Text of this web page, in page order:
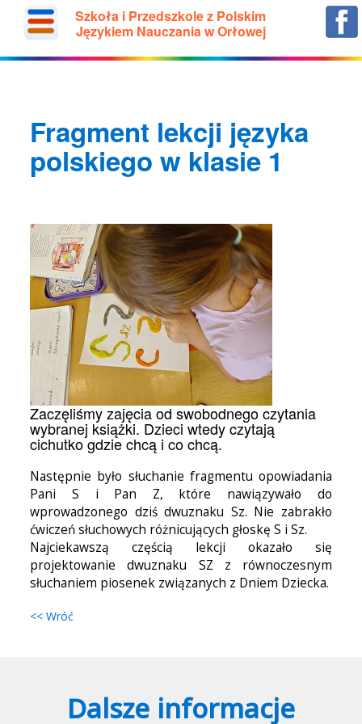
Szkoła i Przedszkole z Polskim
Językiem Nauczania w Orłowej
Fragment lekcji języka
polskiego w klasie 1
Zaczęliśmy zajęcia od swobodnego czytania
wybranej książki. Dzieci wtedy czytają
cichutko gdzie chcą i co chcą.
Następnie było słuchanie fragmentu opowiadania
Pani S i Pan Z, które nawiązywało do
wprowadzonego dziś dwuznaku Sz. Nie zabrakło
ćwiczeń słuchowych różnicujących głoskę S i Sz.
Najciekawszą częścią lekcji okazało się
projektowanie dwuznaku SZ z równoczesnym
słuchaniem piosenek związanych z Dniem Dziecka.
<< Wróć
Dalsze informacje